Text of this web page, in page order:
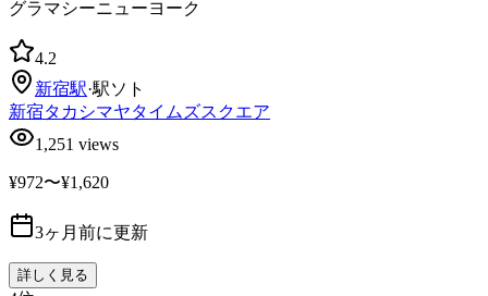
グラマシーニューヨーク
4.2
新宿駅·駅ソト
新宿タカシマヤタイムズスクエア
1,251 views
¥972〜¥1,620
3ヶ月前に更新
詳しく見る